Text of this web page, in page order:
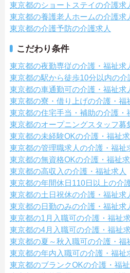
東京都のショートステイの介護求
東京都の養護老人ホームの介護求
東京都の介護予防の介護求人
こだわり条件
東京都の夜勤専従の介護・福祉求
東京都の駅から徒歩10分以内の介
東京都の車通勤可の介護・福祉求
東京都の寮・借り上げの介護・福
東京都の住宅手当・補助の介護・
東京都のオープニングスタッフ募
東京都の未経験OKの介護・福祉求
東京都の管理職求人の介護・福祉
東京都の無資格OKの介護・福祉求
東京都の高収入の介護・福祉求人
東京都の年間休日110日以上の介
東京都の土日祝休の介護・福祉求
東京都の日勤のみの介護・福祉求
東京都の1月入職可の介護・福祉
東京都の4月入職可の介護・福祉
東京都の夏～秋入職可の介護・福
東京都の年内入職可の介護・福祉
東京都のブランクOKの介護・福祉